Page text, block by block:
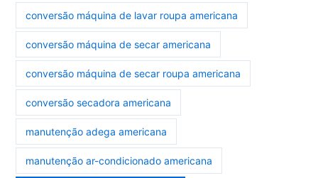
conversão máquina de lavar roupa americana
conversão máquina de secar americana
conversão máquina de secar roupa americana
conversão secadora americana
manutenção adega americana
manutenção ar-condicionado americana